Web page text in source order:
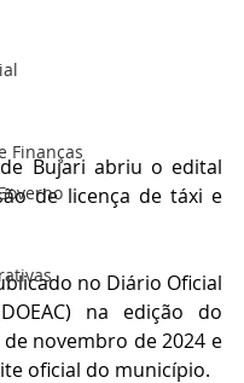
Finanças
Bujari abriu o edital
de licença de táxi e
no Diário Oficial
na edição do
novembro de 2024 e
oficial do município.